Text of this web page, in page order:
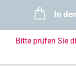
In
Bitte prüfen Sie